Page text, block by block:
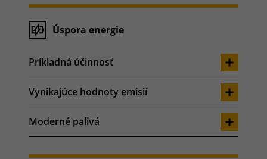
Úspora energie
Príkladná účinnosť
Vynikajúce hodnoty emisií
Moderné palivá